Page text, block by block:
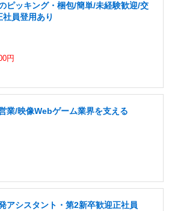
ピッキング・梱包/簡単/未経験歓迎/交
員登用あり
円
業/映像Webゲーム業界を支える
アシスタント・第2新卒歓迎正社員